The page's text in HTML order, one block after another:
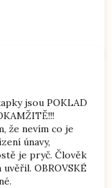
jsou POKLAD
že nevím co je
únavy,
je pryč. Člověk
OBROVSKÉ